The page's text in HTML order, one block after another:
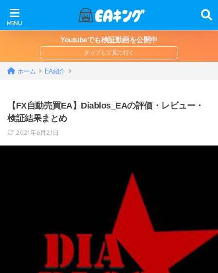
Youtubeでも検証動画を公開中
ホーム EA紹介
【FX自動売買EA】Diablos_EAの評価・レビュー・
検証結果まとめ
2021年6月21日